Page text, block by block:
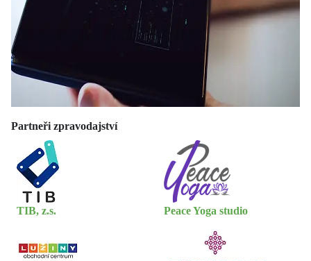
Partneři zpravodajství
TIB, z.s. Peace Yoga studio